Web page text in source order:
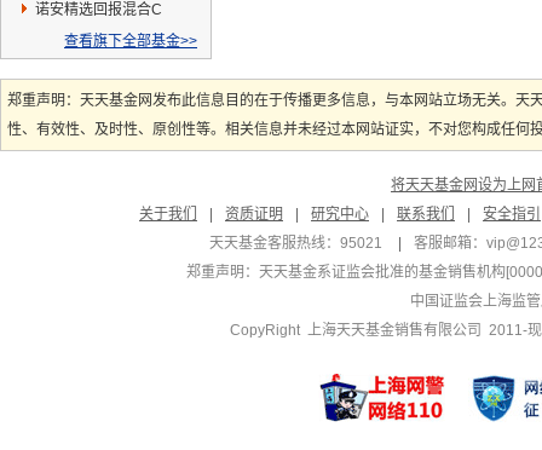
诺安精选回报混合C
查看旗下全部基金>>
郑重声明：天天基金网发布此信息目的在于传播更多信息，与本网站立场无关。
性、有效性、及时性、原创性等。相关信息并未经过本网站证实，不对您构成任
将天天基金网设为上网
关于我们
资质证明 研究中心 联系我们
安全指引
天天基金客服热线：95021
客服邮箱：
郑重声明： 天天基金系证监会批准的基金销售机构
中国证监会上海监
CopyRight 上海天天基金销售有限公司 2011-